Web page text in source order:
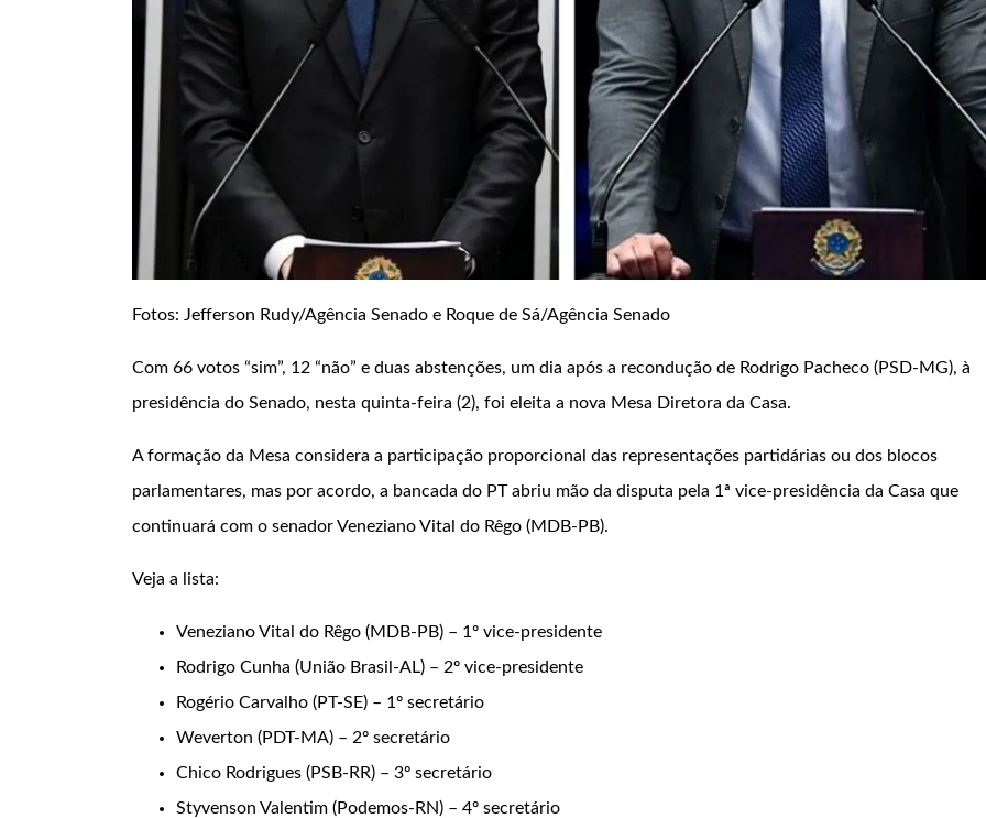
Fotos: Jefferson Rudy/Agência Senado e Roque de Sá/Agência Senado
Com 66 votos “sim”, 12 “não” e duas abstenções, um dia após a recondução de Rodrigo Pacheco (PSD-MG), à
presidência do Senado, nesta quinta-feira (2), foi eleita a nova Mesa Diretora da Casa.
A formação da Mesa considera a participação proporcional das representações partidárias ou dos blocos
parlamentares, mas por acordo, a bancada do PT abriu mão da disputa pela 1ª vice-presidência da Casa que
continuará com o senador Veneziano Vital do Rêgo (MDB-PB).
Veja a lista:
Veneziano Vital do Rêgo (MDB-PB) – 1º vice-presidente
Rodrigo Cunha (União Brasil-AL) – 2º vice-presidente
Rogério Carvalho (PT-SE) – 1º secretário
Weverton (PDT-MA) – 2º secretário
Chico Rodrigues (PSB-RR) – 3º secretário
Styvenson Valentim (Podemos-RN) – 4º secretário